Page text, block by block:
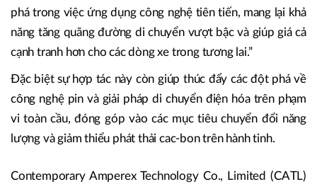
phá trong việc ứng dụng công nghệ tiên tiến, mang lại khả
năng tăng quãng đường di chuyển vượt bậc và giúp giá cả
cạnh tranh hơn cho các dòng xe trong tương lai.”
Đặc biệt sự hợp tác này còn giúp thúc đẩy các đột phá về
công nghệ pin và giải pháp di chuyển điện hóa trên phạm
vi toàn cầu, đóng góp vào các mục tiêu chuyển đổi năng
lượng và giảm thiểu phát thải cac-bon trên hành tinh.
Contemporary Amperex Technology Co., Limited (CATL)